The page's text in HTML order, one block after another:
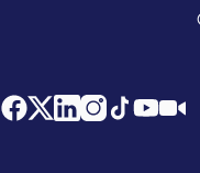
Facebook
TwitterLinkedIn
Instagram
Tik TokYouTube
Citya